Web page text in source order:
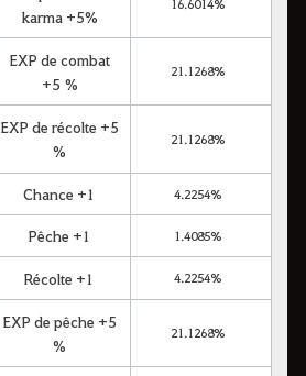
karma +5%
16.6014%
EXP de combat
+5 %
21.1268%
EXP de récolte +5
%
21.1268%
Chance +1 4.2254%
Pêche +1 1.4085%
Récolte +1 4.2254%
EXP de pêche +5
%
21.1268%